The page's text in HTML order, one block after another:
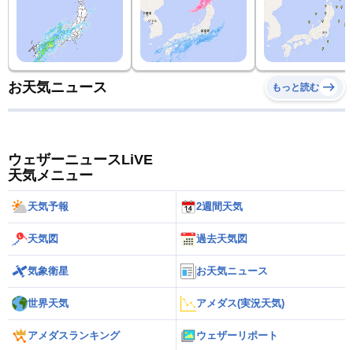
お天気ニュース もっと読む
ウェザーニュースLiVE
天気メニュー
天気予報 2週間天気
天気図 過去天気図
気象衛星 お天気ニュース
世界天気 アメダス(実況天気)
アメダスランキング ウェザーリポート